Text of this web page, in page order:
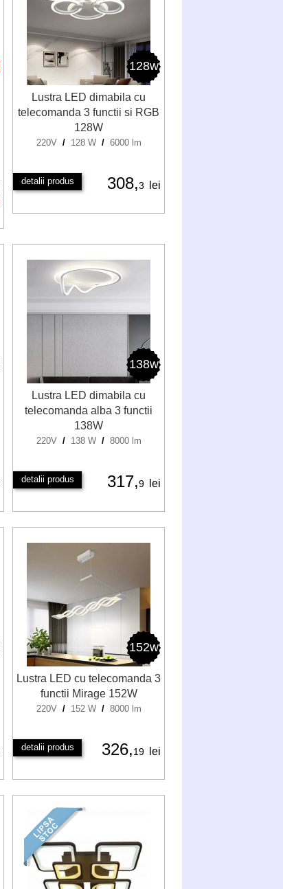
128w
Lustra LED dimabila cu
telecomanda 3 functii si RGB
128W
220V / 128 W / 6000 lm
detalii produs 308,3 lei
138w
Lustra LED dimabila cu
telecomanda alba 3 functii
138W
220V / 138 W / 8000 lm
detalii produs 317,9 lei
152w
Lustra LED cu telecomanda 3
functii Mirage 152W
220V / 152 W / 8000 lm
detalii produs 326,19 lei